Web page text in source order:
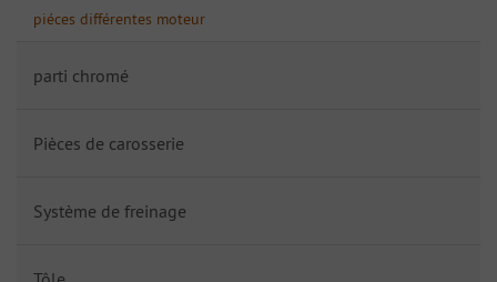
piéces différentes moteur
parti chromé
Pièces de carosserie
Système de freinage